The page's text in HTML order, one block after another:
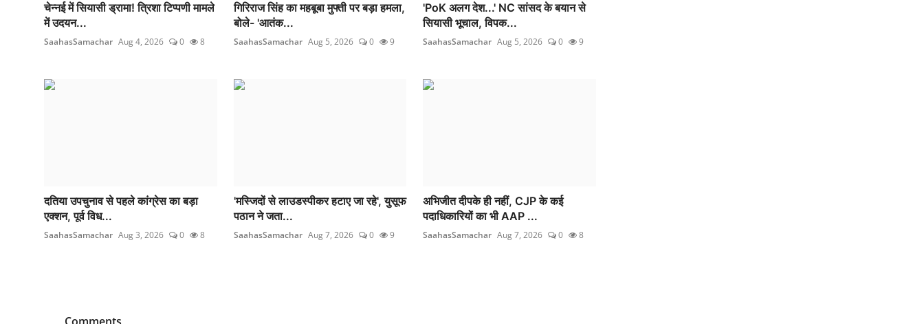
चेन्नई में सियासी ड्रामा! त्रिशा टिप्पणी मामले
में उदयन...
SaahasSamachar Aug 4, 2026 0 8
गिरिराज सिंह का महबूबा मुफ्ती पर बड़ा हमला,
बोले- 'आतंक...
SaahasSamachar Aug 5, 2026 0 9
'PoK अलग देश...' NC सांसद के बयान से
सियासी भूचाल, विपक...
SaahasSamachar Aug 5, 2026 0 9
दतिया उपचुनाव से पहले कांग्रेस का बड़ा
एक्शन, पूर्व विध...
SaahasSamachar Aug 3, 2026 0 8
'मस्जिदों से लाउडस्पीकर हटाए जा रहे', युसूफ
पठान ने जता...
SaahasSamachar Aug 7, 2026 0 9
अभिजीत दीपके ही नहीं, CJP के कई
पदाधिकारियों का भी AAP ...
SaahasSamachar Aug 7, 2026 0 8